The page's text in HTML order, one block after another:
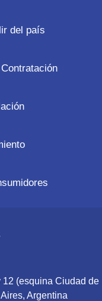
del país
12 (esquina Ciudad de
Argentina